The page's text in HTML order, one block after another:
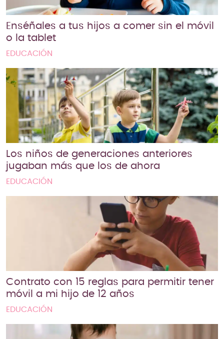
Enséñales a tus hijos a comer sin el móvil
o la tablet
EDUCACIÓN
Los niños de generaciones anteriores
jugaban más que los de ahora
EDUCACIÓN
Contrato con 15 reglas para permitir tener
móvil a mi hijo de 12 años
EDUCACIÓN